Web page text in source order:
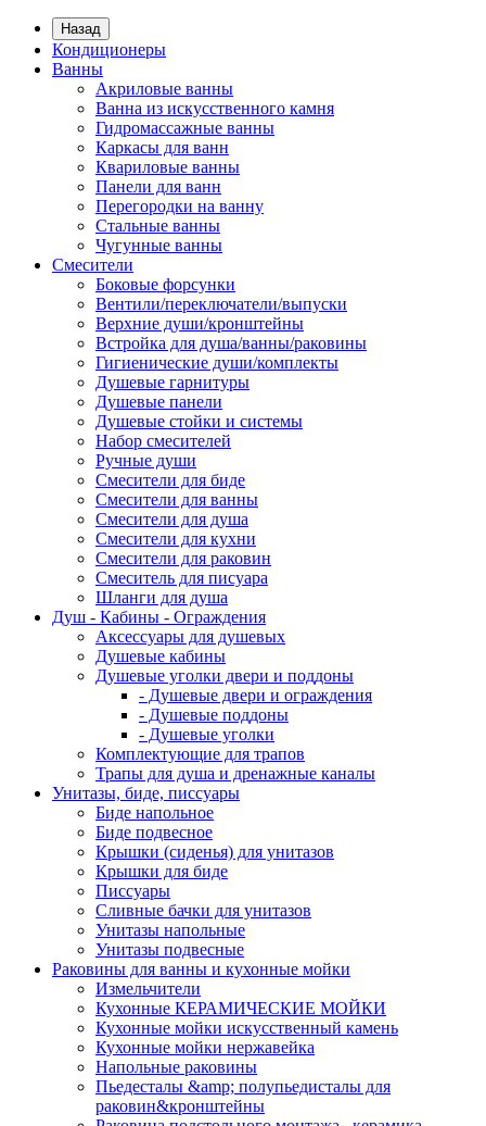
Назад
Кондиционеры
Ванны
Акриловые ванны
Ванна из искусственного камня
Гидромассажные ванны
Каркасы для ванн
Квариловые ванны
Панели для ванн
Перегородки на ванну
Стальные ванны
Чугунные ванны
Смесители
Боковые форсунки
Вентили/переключатели/выпуски
Верхние души/кронштейны
Встройка для душа/ванны/раковины
Гигиенические души/комплекты
Душевые гарнитуры
Душевые панели
Душевые стойки и системы
Набор смесителей
Ручные души
Смесители для биде
Смесители для ванны
Смесители для душа
Смесители для кухни
Смесители для раковин
Смеситель для писуара
Шланги для душа
Душ - Кабины - Ограждения
Аксессуары для душевых
Душевые кабины
Душевые уголки двери и поддоны
- Душевые двери и ограждения
- Душевые поддоны
- Душевые уголки
Комплектующие для трапов
Трапы для душа и дренажные каналы
Унитазы, биде, писсуары
Биде напольное
Биде подвесное
Крышки (сиденья) для унитазов
Крышки для биде
Писсуары
Сливные бачки для унитазов
Унитазы напольные
Унитазы подвесные
Раковины для ванны и кухонные мойки
Измельчители
Кухонные КЕРАМИЧЕСКИЕ МОЙКИ
Кухонные мойки искусственный камень
Кухонные мойки нержавейка
Напольные раковины
Пьедесталы &amp; полупьедисталы для
раковин&кронштейны